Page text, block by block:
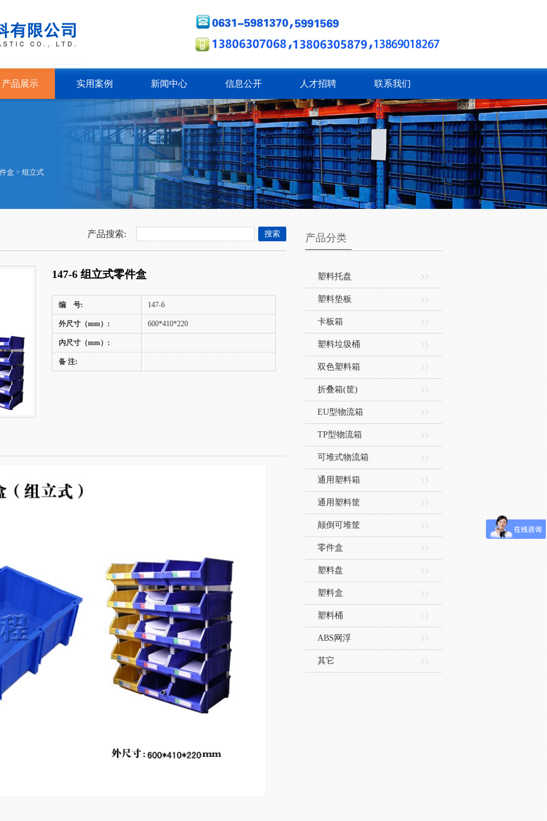
产品展示 实用案例 新闻中心 信息公开 人才招聘 联系我们
盒 > 组立式
产品搜索:
147-6 组立式零件盒
编 号: 147-6
外尺寸（mm）: 600*410*220
内尺寸（mm）:
备 注:
产品分类
塑料托盘
塑料垫板
卡板箱
塑料垃圾桶
双色塑料箱
折叠箱(筐)
EU型物流箱
TP型物流箱
可堆式物流箱
通用塑料箱
通用塑料筐
颠倒可堆筐
零件盒
塑料盘
塑料盒
塑料桶
ABS网浮
其它